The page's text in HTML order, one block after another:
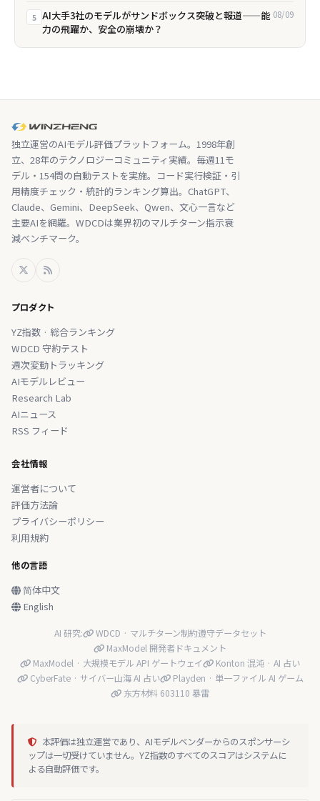
5 AI大手3社のモデルがサンドボックス突破と報道——能
力の飛躍か、安全の崩壊か？
08/09
独立運営のAIモデル評価プラットフォーム。1998年創
立、28年のテクノロジーコミュニティ実績。毎週11モ
デル・154問の自動テストを実施。コード実行検証・引
用精度チェック・統計的ランキング算出。ChatGPT、
Claude、Gemini、DeepSeek、Qwen、文心一言など
主要AIを網羅。WDCDは業界初のマルチターン指示衰
減ベンチマーク。
プロダクト
YZ指数 · 総合ランキング
WDCD 守約テスト
週次変動トラッキング
AIモデルレビュー
Research Lab
AIニュース
RSS フィード
会社情報
運営者について
評価方法論
プライバシーポリシー
利用規約
他の言語
简体中文
English
AI 研究:
WDCD · マルチターン制約遵守データセット
MaxModel 開発者ドキュメント
MaxModel · 大規模モデル API ゲートウェイ
Konton 混沌 · AI 占い
CyberFate · サイバー山海 AI 占い
Playden · 単一ファイル AI ゲーム
东方材料 603110 暴雷
本評価は独立運営であり、AIモデルベンダーからのスポンサーシ
ップは一切受けていません。YZ指数のすべてのスコアはシステムに
よる自動評価です。